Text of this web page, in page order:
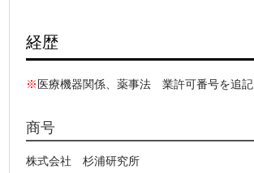
経歴
※ 医療機器関係、薬事法 業許可番号を追記
商号
株式会社 杉浦研究所